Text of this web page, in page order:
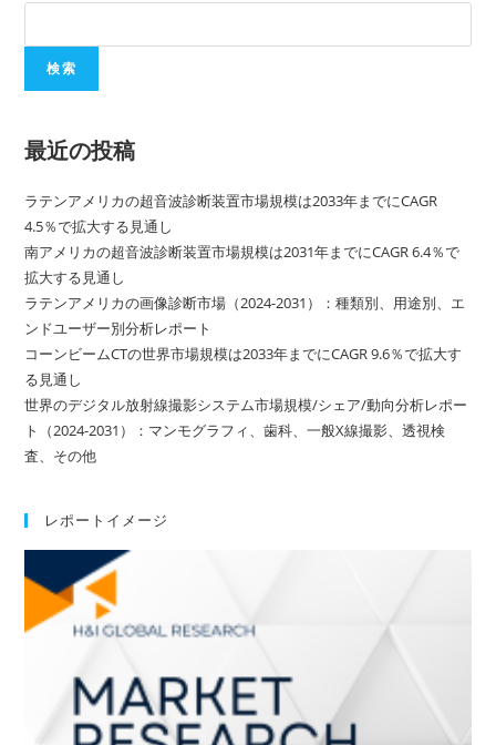
検索
最近の投稿
ラテンアメリカの超音波診断装置市場規模は2033年までにCAGR
4.5％で拡大する見通し
南アメリカの超音波診断装置市場規模は2031年までにCAGR 6.4％で
拡大する見通し
ラテンアメリカの画像診断市場（2024-2031）：種類別、用途別、エ
ンドユーザー別分析レポート
コーンビームCTの世界市場規模は2033年までにCAGR 9.6％で拡大す
る見通し
世界のデジタル放射線撮影システム市場規模/シェア/動向分析レポー
ト（2024-2031）：マンモグラフィ、歯科、一般X線撮影、透視検
査、その他
レポートイメージ